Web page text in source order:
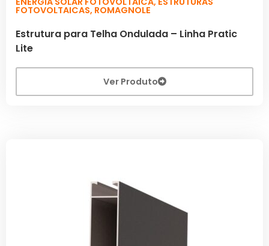
FOTOVOLTAICAS, ROMAGNOLE
Estrutura para Telha Ondulada – Linha Pratic
Lite
Ver Produto